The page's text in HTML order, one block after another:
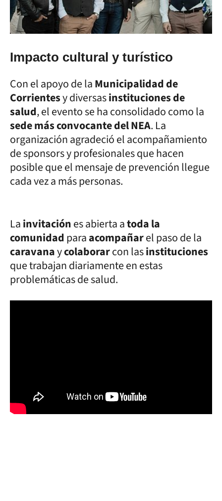
Impacto cultural y turístico
Con el apoyo de laMunicipalidad de
Corrientesy diversasinstituciones de
salud, el evento se ha consolidado como la
sede más convocante del NEA. La
organización agradeció el acompañamiento
de sponsors y profesionales que hacen
posible que el mensaje de prevención llegue
cada vez a más personas.
Lainvitaciónes abierta atoda la
comunidadparaacompañarel paso de la
caravanaycolaborarcon lasinstituciones
que trabajan diariamente en estas
problemáticas de salud.